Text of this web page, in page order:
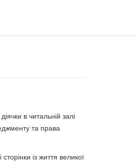
в читальній залі
та права
із життя великої